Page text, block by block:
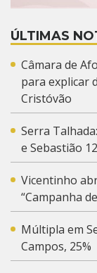
ÚLTIMAS
Câmara de
para explicar
Cristóvão
Serra
e Sebastião
Vicentinho
“Campanha
Múltipla em
Campos, 25%